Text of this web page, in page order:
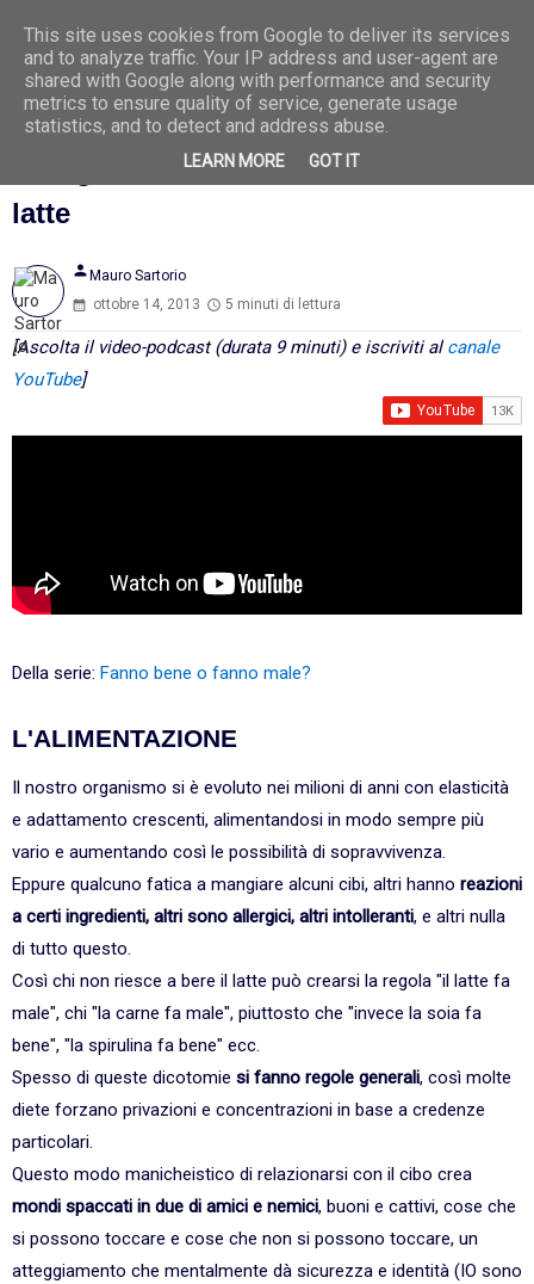
6 Ago
2026
Allergie e intolleranze alimentari - il
latte
person Mauro Sartorio
ottobre 14, 2013
5 minuti di lettura
[Ascolta il video-podcast (durata 9 minuti) e iscriviti alcanale
YouTube]
Della serie: Fanno bene o fanno male?
L'ALIMENTAZIONE
Il nostro organismo si è evoluto nei milioni di anni con elasticità
e adattamento crescenti, alimentandosi in modo sempre più
vario e aumentando così le possibilità di sopravvivenza.
Eppure qualcuno fatica a mangiare alcuni cibi, altri hanno reazioni
a certi ingredienti, altri sono allergici, altri intolleranti, e altri nulla
di tutto questo.
Così chi non riesce a bere il latte può crearsi la regola "il latte fa
male", chi "la carne fa male", piuttosto che "invece la soia fa
bene", "la spirulina fa bene" ecc.
Spesso di queste dicotomie si fanno regole generali, così molte
diete forzano privazioni e concentrazioni in base a credenze
particolari.
Questo modo manicheistico di relazionarsi con il cibo crea
mondi spaccati in due di amici e nemici, buoni e cattivi, cose che
si possono toccare e cose che non si possono toccare, un
atteggiamento che mentalmente dà sicurezza e identità (IO sono
This site uses cookies from Google to deliver its services
and to analyze traffic. Your IP address and user-agent are
shared with Google along with performance and security
metrics to ensure quality of service, generate usage
statistics, and to detect and address abuse.
LEARN MORE GOT IT